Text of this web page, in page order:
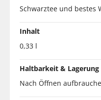
Schwarztee und bestes
Inhalt
0,33 l
Haltbarkeit & Lagerung
Nach Öffnen